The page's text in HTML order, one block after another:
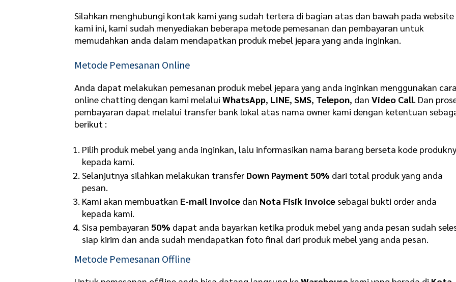
Silahkan menghubungi kontak kami yang sudah tertera di bagian atas dan bawah pada website
kami ini, kami sudah menyediakan beberapa metode pemesanan dan pembayaran untuk
memudahkan anda dalam mendapatkan produk mebel jepara yang anda inginkan.
Metode Pemesanan Online
Anda dapat melakukan pemesanan produk mebel jepara yang anda inginkan menggunakan cara
online chatting dengan kami melaluiWhatsApp, LINE,SMS, Telepon, danVideo Call. Dan
pembayaran dapat melalui transfer bank lokal atas nama owner kami dengan ketentuan
berikut :
Pilih produk mebel yang anda inginkan, lalu informasikan nama barang berseta kode
kepada kami.
Selanjutnya silahkan melakukan transfer Down Payment 50% dari total produk yang anda
pesan.
Kami akan membuatkan E-mail Invoice dan Nota Fisik Invoice sebagai bukti order anda
kepada kami.
Sisa pembayaran 50% dapat anda bayarkan ketika produk mebel yang anda pesan sudah
siap kirim dan anda sudah mendapatkan foto final dari produk mebel yang anda pesan.
Metode Pemesanan Offline